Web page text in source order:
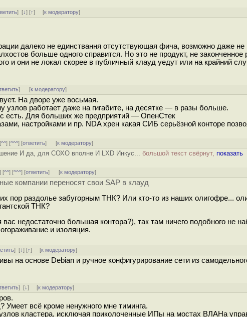
][↓] [↑] [к модератору]
далеко не единствання отсутствующая фича, возможно даже не
больше одного справится. Но это не продукт, не
и они не локал скорее в публичный клауд уедут или на крайний
] [к модератору]
На дворе уже восьмая.
узлов работает даже на гигабите, на десятке — в разы больше.
Для больших же предприятий — ОпенСтек
настройками и пр. NDA хрен какая СИБ серьёзной конторе
^^] [^^^] [ответить] [к модератору]
И да, для СОХО вполне И LXD Инкус... большой текст свёрнут, показать
] [^^] [^^^] [ответить] [к модератору]
компании переносят свои SAP в клауд
пор раздолье забугорным ТНК? Или кто-то из наших олигофре...
ТНК?
недостаточно большая контора?), так там ничего подобного не
и изоляция.
][↓] [↑] [к модератору]
на основе Debian и ручное конфигурирование сети из
][↓] [к модератору]
Умеет всё кроме ненужного мне тиминга.
кластера, исключая приколоченные ИПы на мостах ВЛАНа